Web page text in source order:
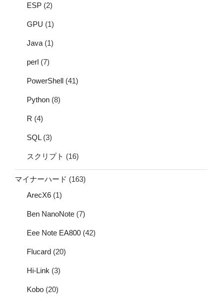
ESP (2)
GPU (1)
Java (1)
perl (7)
PowerShell (41)
Python (8)
R (4)
SQL(3)
スクリプト (16)
マイナーハード (163)
ArecX6 (1)
Ben NanoNote (7)
Eee Note EA800 (42)
Flucard (20)
Hi-Link (3)
Kobo (20)